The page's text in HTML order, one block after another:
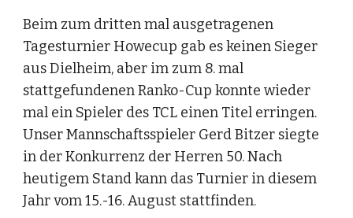
Beim zum dritten mal ausgetragenen
Tagesturnier Howecup gab es keinen Sieger
aus Dielheim, aber im zum 8. mal
stattgefundenen Ranko-Cup konnte wieder
mal ein Spieler des TCL einen Titel erringen.
Unser Mannschaftsspieler Gerd Bitzer siegte
in der Konkurrenz der Herren 50. Nach
heutigem Stand kann das Turnier in diesem
Jahr vom 15.-16. August stattfinden.